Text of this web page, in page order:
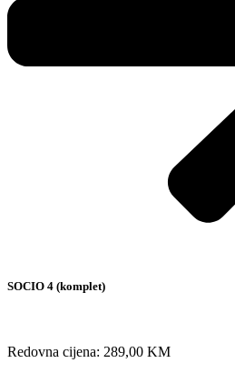
SOCIO 4 (komplet)
Redovna cijena: 289,00 KM